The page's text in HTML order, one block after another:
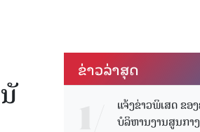
ຂ່າວ​ລ່າ​ສຸດ
ແຈ້ງຂ່າວພິເສດ ຂອ
ບໍລິຫານງານສູນກາ